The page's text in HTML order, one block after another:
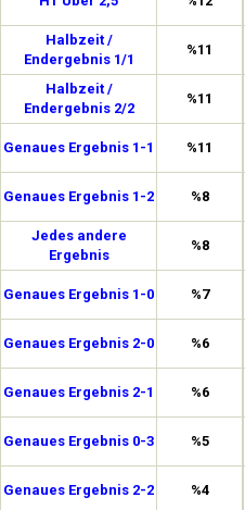
Halbzeit /
Endergebnis 1/1
%11
Halbzeit /
Endergebnis 2/2
%11
Genaues Ergebnis 1-1 %11
Genaues Ergebnis 1-2 %8
Jedes andere
Ergebnis
%8
Genaues Ergebnis 1-0 %7
Genaues Ergebnis 2-0 %6
Genaues Ergebnis 2-1 %6
Genaues Ergebnis 0-3 %5
Genaues Ergebnis 2-2 %4